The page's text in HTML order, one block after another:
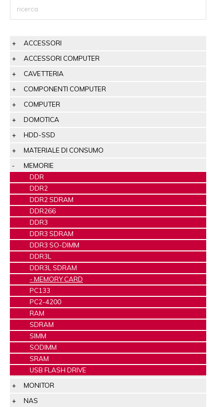
ACCESSORI
ACCESSORI COMPUTER
CAVETTERIA
COMPONENTI COMPUTER
COMPUTER
DOMOTICA
HDD-SSD
MATERIALE DI CONSUMO
MEMORIE
DDR
DDR2
DDR2 SDRAM
DDR266
DDR3
DDR3 SDRAM
DDR3 SO-DIMM
DDR3L
DDR3L SDRAM
MEMORY CARD
PC133
PC2-4200
RAM
SDRAM
SIMM
SODIMM
SRAM
USB FLASH DRIVE
MONITOR
NAS